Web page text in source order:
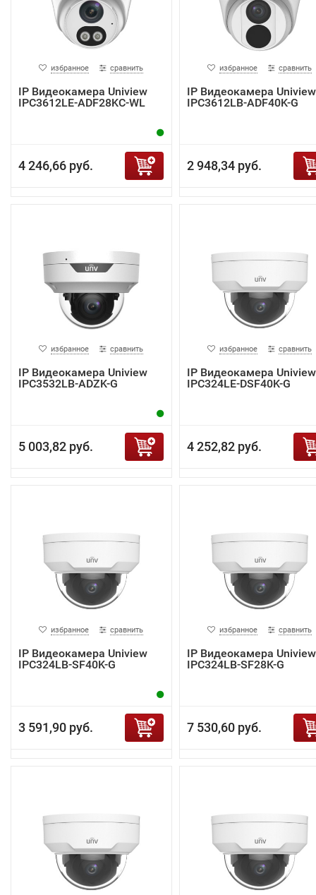
избранное сравнить
IP Видеокамера Uniview
IPC3612LE-ADF28KC-WL
4 246,66 руб.
избранное сравнить
IP Видеокамера Uniview
IPC3612LB-ADF40K-G
2 948,34 руб.
избранное сравнить
IP Видеокамера Uniview
IPC3532LB-ADZK-G
5 003,82 руб.
избранное сравнить
IP Видеокамера Uniview
IPC324LE-DSF40K-G
4 252,82 руб.
избранное сравнить
IP Видеокамера Uniview
IPC324LB-SF40K-G
3 591,90 руб.
избранное сравнить
IP Видеокамера Uniview
IPC324LB-SF28K-G
7 530,60 руб.